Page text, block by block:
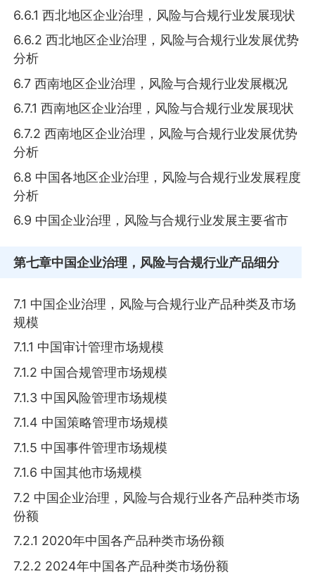
6.6.1 西北地区企业治理，风险与合规行业发展现状
6.6.2 西北地区企业治理，风险与合规行业发展优势
分析
6.7 西南地区企业治理，风险与合规行业发展概况
6.7.1 西南地区企业治理，风险与合规行业发展现状
6.7.2 西南地区企业治理，风险与合规行业发展优势
分析
6.8 中国各地区企业治理，风险与合规行业发展程度
分析
6.9 中国企业治理，风险与合规行业发展主要省市
第七章中国企业治理，风险与合规行业产品细分
7.1 中国企业治理，风险与合规行业产品种类及市场
规模
7.1.1 中国审计管理市场规模
7.1.2 中国合规管理市场规模
7.1.3 中国风险管理市场规模
7.1.4 中国策略管理市场规模
7.1.5 中国事件管理市场规模
7.1.6 中国其他市场规模
7.2 中国企业治理，风险与合规行业各产品种类市场
份额
7.2.1 2020年中国各产品种类市场份额
7.2.2 2024年中国各产品种类市场份额